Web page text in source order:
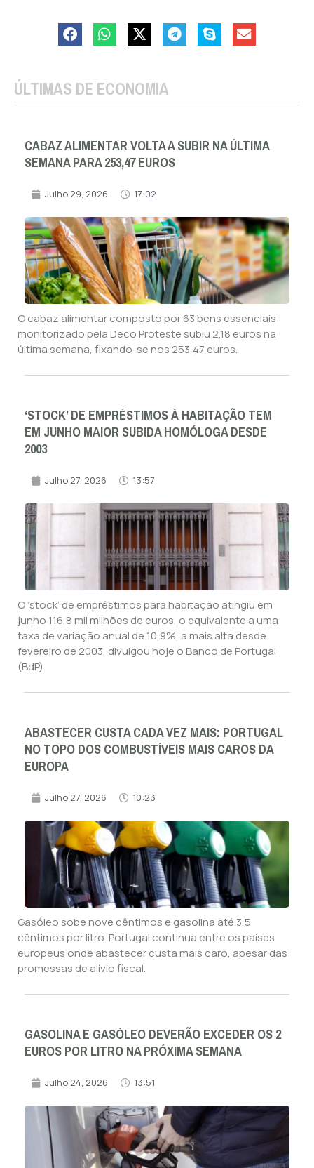
ÚLTIMAS DE ECONOMIA
CABAZ ALIMENTAR VOLTA A SUBIR NA ÚLTIMA
SEMANA PARA 253,47 EUROS
Julho 29, 2026 17:02
O cabaz alimentar composto por 63 bens essenciais
monitorizado pela Deco Proteste subiu 2,18 euros na
última semana, fixando-se nos 253,47 euros.
‘STOCK’ DE EMPRÉSTIMOS À HABITAÇÃO TEM
EM JUNHO MAIOR SUBIDA HOMÓLOGA DESDE
2003
Julho 27, 2026 13:57
O ‘stock’ de empréstimos para habitação atingiu em
junho 116,8 mil milhões de euros, o equivalente a uma
taxa de variação anual de 10,9%, a mais alta desde
fevereiro de 2003, divulgou hoje o Banco de Portugal
(BdP).
ABASTECER CUSTA CADA VEZ MAIS: PORTUGAL
NO TOPO DOS COMBUSTÍVEIS MAIS CAROS DA
EUROPA
Julho 27, 2026 10:23
Gasóleo sobe nove cêntimos e gasolina até 3,5
cêntimos por litro. Portugal continua entre os países
europeus onde abastecer custa mais caro, apesar das
promessas de alívio fiscal.
GASOLINA E GASÓLEO DEVERÃO EXCEDER OS 2
EUROS POR LITRO NA PRÓXIMA SEMANA
Julho 24, 2026 13:51